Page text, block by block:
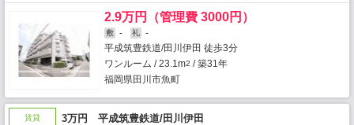
2.9万円（管理費 3000円）
敷 - 礼
-
平成筑豊鉄道/田川伊田 徒歩3分
ワンルーム / 23.1m2 / 築31年
福岡県田川市魚町
賃貸 3万円 平成筑豊鉄道/田川伊田